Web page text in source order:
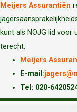
Meijers Assurantiën
kunt als NOJG lid voor
terecht:
Meijers
E-mail:
Tel: 020-